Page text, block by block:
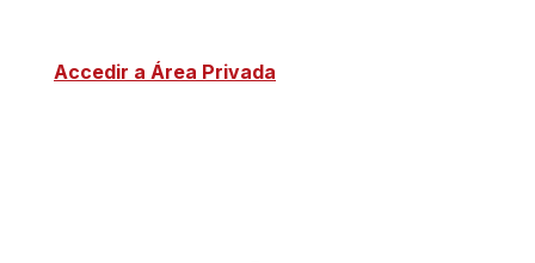
Accedir a Área Privada